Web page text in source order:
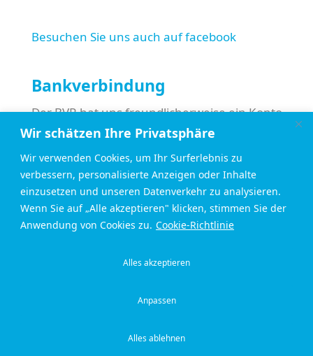
Wir schätzen Ihre Privatsphäre
Wir verwenden Cookies, um Ihr Surferlebnis zu
verbessern, personalisierte Anzeigen oder Inhalte
einzusetzen und unseren Datenverkehr zu analysieren.
Wenn Sie auf „Alle akzeptieren" klicken, stimmen Sie der
Anwendung von Cookies zu. Cookie-Richtlinie
Anpassen
Alles ablehnen
Alles akzeptieren
Besuchen Sie uns auch auf facebook
Bankverbindung
Der BVR hat uns freundlicherweise ein Konto
eingerichtet, über das Sie uns finanziell
BVR Bürger- und Verkehrsverein Rüttenscheid
Verwendungszweck:
Bürgerforum Rüttenscheid
Sparkasse-Essen
Datenschutzerklärung